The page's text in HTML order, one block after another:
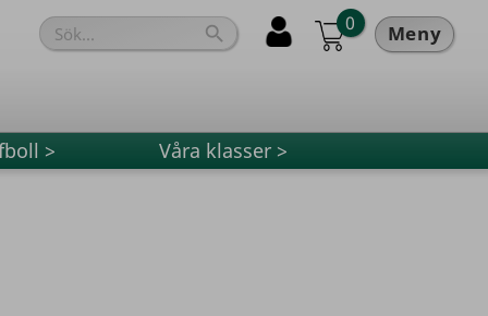
Meny
 0
> Våra klasser >